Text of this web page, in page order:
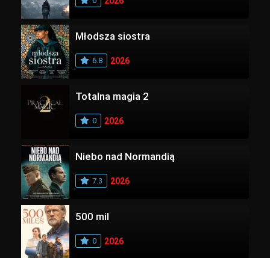
Młodsza siostra
6.8 2026
Totalna magia 2
0 2026
Niebo nad Normandią
7.3 2026
500 mil
0 2026